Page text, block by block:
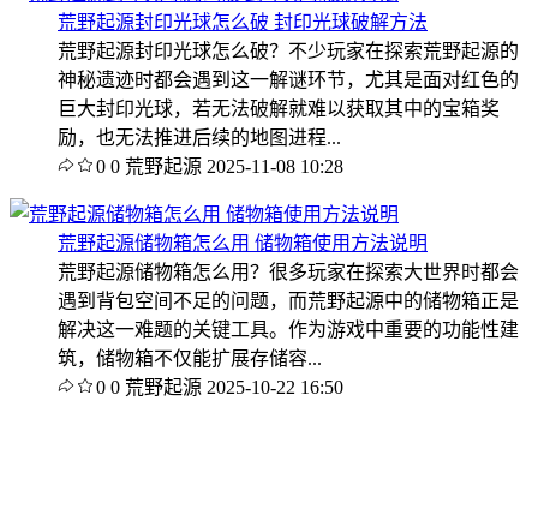
荒野起源封印光球怎么破 封印光球破解方法
荒野起源封印光球怎么破？不少玩家在探索荒野起源的
神秘遗迹时都会遇到这一解谜环节，尤其是面对红色的
巨大封印光球，若无法破解就难以获取其中的宝箱奖
励，也无法推进后续的地图进程...
0 0 荒野起源 2025-11-08 10:28
荒野起源储物箱怎么用 储物箱使用方法说明
荒野起源储物箱怎么用？很多玩家在探索大世界时都会
遇到背包空间不足的问题，而荒野起源中的储物箱正是
解决这一难题的关键工具。作为游戏中重要的功能性建
筑，储物箱不仅能扩展存储容...
0 0 荒野起源 2025-10-22 16:50